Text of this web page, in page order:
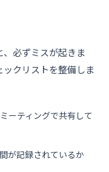
必ずミスが起きま
クリストを整備しま
ーティングで共有して
が記録されているか